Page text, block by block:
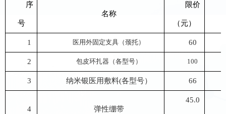
序
号
名称
限价
（元）
1 医用外固定支具（颈托） 60
2 包皮环扎器（各型号） 100
3 纳米银医用敷料(各型号） 66
4 弹性绷带
45.0